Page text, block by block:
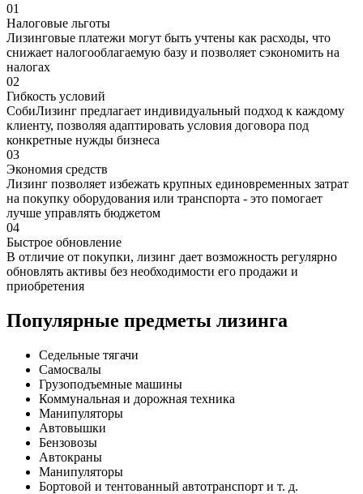
01
Налоговые льготы
Лизинговые платежи могут быть учтены как расходы, что
снижает налогооблагаемую базу и позволяет сэкономить на
налогах
02
Гибкость условий
СобиЛизинг предлагает индивидуальный подход к каждому
клиенту, позволяя адаптировать условия договора под
конкретные нужды бизнеса
03
Экономия средств
Лизинг позволяет избежать крупных единовременных затрат
на покупку оборудования или транспорта - это помогает
лучше управлять бюджетом
04
Быстрое обновление
В отличие от покупки, лизинг дает возможность регулярно
обновлять активы без необходимости его продажи и
приобретения
Популярные предметы лизинга
Седельные тягачи
Самосвалы
Грузоподъемные машины
Коммунальная и дорожная техника
Манипуляторы
Автовышки
Бензовозы
Автокраны
Манипуляторы
Бортовой и тентованный автотранспорт и т. д.